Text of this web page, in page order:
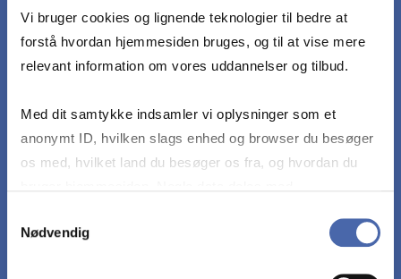
Vi bruger cookies og lignende teknologier til bedre at
forstå hvordan hjemmesiden bruges, og til at vise mere
relevant information om vores uddannelser og tilbud.
Med dit samtykke indsamler vi oplysninger som et
anonymt ID, hvilken slags enhed og browser du besøger
os med, hvilket land du besøger os fra, og hvordan du
markedsføring. Du bestemmer selv - og kan altid trække
Nødvendig
forskellige teorier og modeller inden for
Kunne anvende nøgleindsigterne fra modeller og
teorier i en relevant kontekst og samtidig
perspektivere brugen af disse.